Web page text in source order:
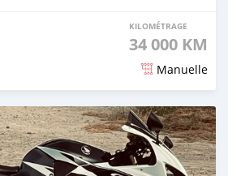
KILOMÉTRAGE
34 000 KM
Manuelle